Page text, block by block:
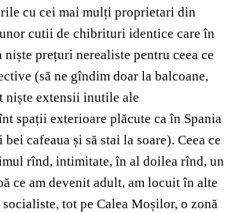
cu cei mai mulți proprietari din
cutii de chibrituri identice care în
prețuri nerealiste pentru ceea ce
(să ne gîndim doar la balcoane,
niște extensii inutile ale
spații exterioare plăcute ca în Spania
cafeaua și să stai la soare). Ceea ce
rînd, intimitate, în al doilea rînd, un
ce am devenit adult, am locuit în alte
tot pe Calea Moșilor, o zonă